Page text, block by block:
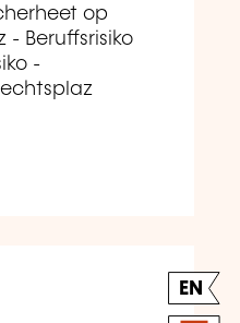
op
Beruffsrisiko
-
EN